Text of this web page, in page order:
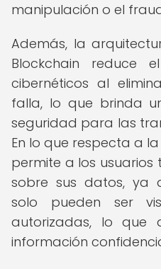
manipulación o el
Además, la
Blockchain reduce
cibernéticos al
falla, lo que brinda
seguridad para las
En lo que respecta a
permite a los
sobre sus datos, ya
solo pueden ser
autorizadas, lo que
información